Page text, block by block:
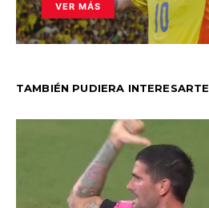
VER MÁS
TAMBIÉN PUDIERA INTERESARTE